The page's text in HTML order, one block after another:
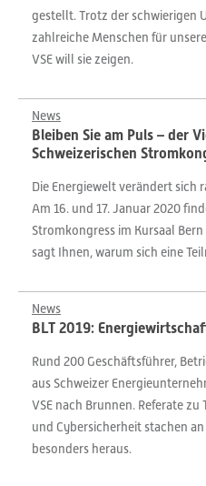
gestellt. Trotz der schwierigen
zahlreiche Menschen für
VSE will sie zeigen.
News
Bleiben Sie am Puls – der
Schweizerischen
Die Energiewelt verändert sich
Am 16. und 17. Januar 2020
Stromkongress im Kursaal
sagt Ihnen, warum sich eine
News
BLT 2019:
Rund 200 Geschäftsführer,
aus Schweizer
VSE nach Brunnen. Referate
und Cybersicherheit stachen
besonders heraus.